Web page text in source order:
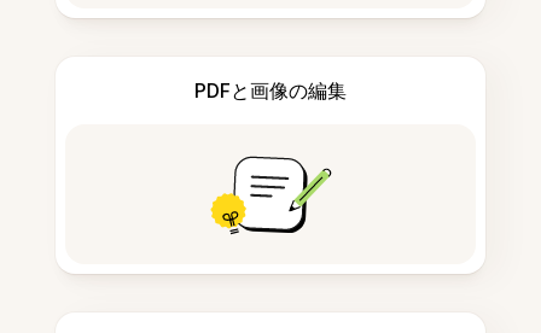
PDFと画像の編集